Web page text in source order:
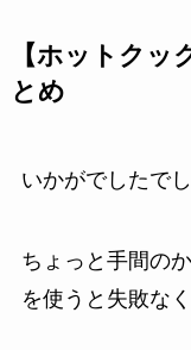
【ホットクッ
とめ
いかがでしたで
ちょっと手間の
を使うと失敗な